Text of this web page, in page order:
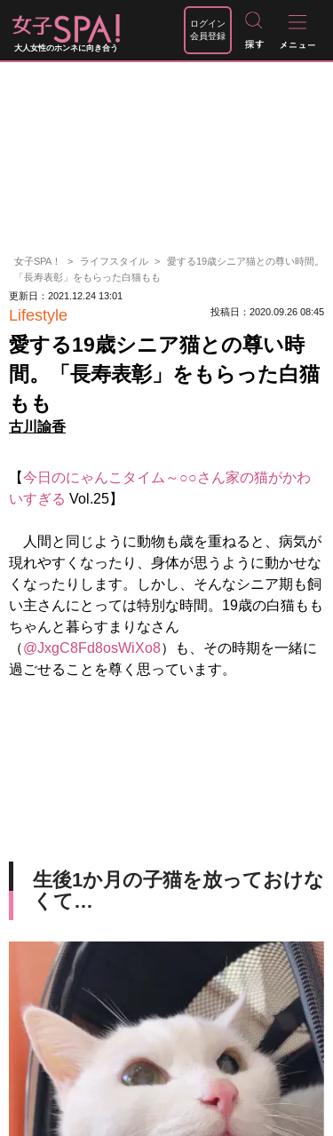
大人女性のホンネに向き合う
ログイン
会員登録
女子SPA！ ライフスタイル
愛する19歳シニア猫との尊い時間。
「長寿表彰」をもらった白猫もも
更新日：2021.12.24 13:01
Lifestyle 投稿日：2020.09.26 08:45
愛する19歳シニア猫との尊い時
間。「長寿表彰」をもらった白猫
もも
古川諭香
【今日のにゃんこタイム～○○さん家の猫がかわ
いすぎる Vol.25】
人間と同じように動物も歳を重ねると、病気が
現れやすくなったり、身体が思うように動かせな
くなったりします。しかし、そんなシニア期も飼
い主さんにとっては特別な時間。19歳の白猫もも
ちゃんと暮らすまりなさん
（@JxgC8Fd8osWiXo8）も、その時期を一緒に
過ごせることを尊く思っています。
生後1か月の子猫を放っておけな
くて…